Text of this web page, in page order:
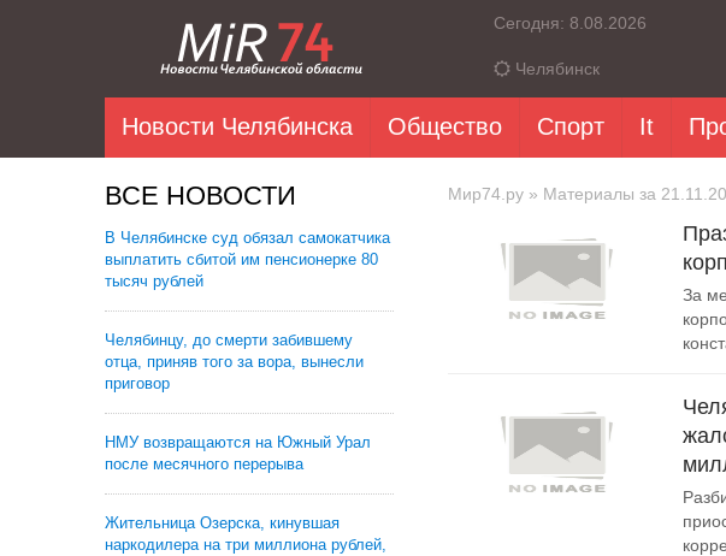
Сегодня: 8.08.2026
Челябинск
Новости Челябинска Общество Спорт It
ВСЕ НОВОСТИ
В Челябинске суд обязал самокатчика
выплатить сбитой им пенсионерке 80
тысяч рублей
Челябинцу, до смерти забившему
отца, приняв того за вора, вынесли
приговор
НМУ возвращаются на Южный Урал
после месячного перерыва
Жительница Озерска, кинувшая
наркодилера на три миллиона рублей,
Мир74.ру » Материалы за
За